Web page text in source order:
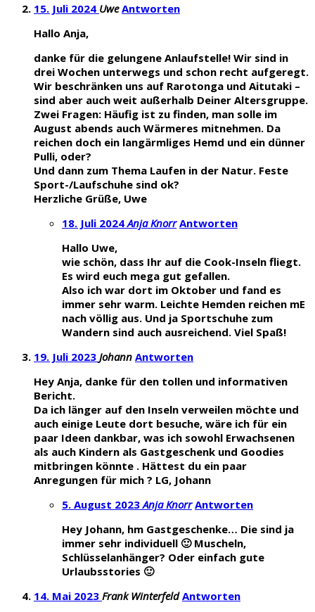
15. Juli 2024 Uwe Antworten
Hallo Anja,
danke für die gelungene Anlaufstelle! Wir sind in
drei Wochen unterwegs und schon recht aufgeregt.
Wir beschränken uns auf Rarotonga und Aitutaki –
sind aber auch weit außerhalb Deiner Altersgruppe.
Zwei Fragen: Häufig ist zu finden, man solle im
August abends auch Wärmeres mitnehmen. Da
reichen doch ein langärmliges Hemd und ein dünner
Pulli, oder?
Und dann zum Thema Laufen in der Natur. Feste
Sport-/Laufschuhe sind ok?
Herzliche Grüße, Uwe
18. Juli 2024Anja Knorr Antworten
Hallo Uwe,
wie schön, dass Ihr auf die Cook-Inseln fliegt.
Es wird euch mega gut gefallen.
Also ich war dort im Oktober und fand es
immer sehr warm. Leichte Hemden reichen mE
nach völlig aus. Und ja Sportschuhe zum
Wandern sind auch ausreichend. Viel Spaß!
19. Juli 2023 Johann Antworten
Hey Anja, danke für den tollen und informativen
Bericht.
Da ich länger auf den Inseln verweilen möchte und
auch einige Leute dort besuche, wäre ich für ein
paar Ideen dankbar, was ich sowohl Erwachsenen
als auch Kindern als Gastgeschenk und Goodies
mitbringen könnte . Hättest du ein paar
Anregungen für mich ? LG, Johann
5. August 2023Anja Knorr Antworten
Hey Johann, hm Gastgeschenke… Die sind ja
immer sehr individuell 🙂 Muscheln,
Schlüsselanhänger? Oder einfach gute
Urlaubsstories 🙂
14. Mai 2023 Frank Winterfeld Antworten